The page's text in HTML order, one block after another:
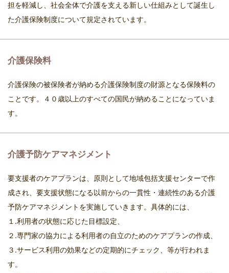
担を軽減し、社会全体で介護を支える新しい仕組みとして誕生し
た介護保険制度について規定されています。
介護保険料
介護保険の被保険者が納める介護保険制度の財源となる保険料の
ことです。４０歳以上のすべての国民が納めることになっていま
す。
介護予防ケアマネジメント
要支援者のケアプランは、原則として地域包括支援センターで作
成され、要支援状態になる以前からの一貫性・連続性のある介護
予防ケアマネジメントを実施していきます。具体的には、
１.利用者の状態に応じた目標設定、
２.専門家の協力による利用者の自立のためのケアプランの作成、
３.サービス利用の効果などの定期的にチェック、等が行われま
す。